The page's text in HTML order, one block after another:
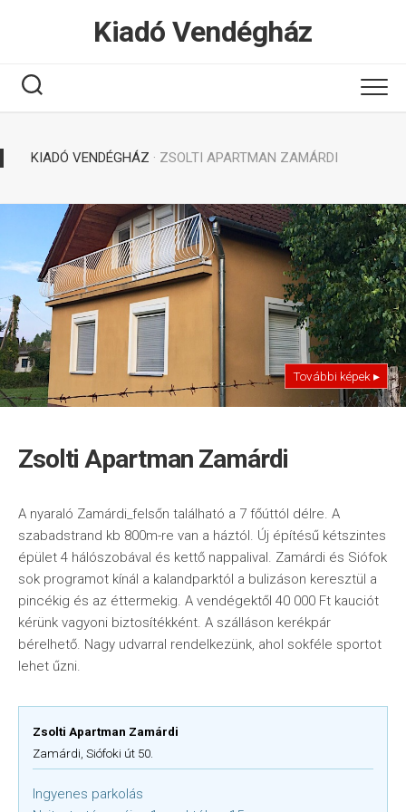
Kiadó Vendégház
KIADÓ VENDÉGHÁZ · ZSOLTI APARTMAN ZAMÁRDI
További képek ▸
Zsolti Apartman Zamárdi
A nyaraló Zamárdi_felsőn található a 7 főúttól délre. A
szabadstrand kb 800m-re van a háztól. Új építésű kétszintes
épület 4 hálószobával és kettő nappalival. Zamárdi és Siófok
sok programot kínál a kalandparktól a bulizáson keresztül a
pincékig és az éttermekig. A vendégektől 40 000 Ft kauciót
kérünk vagyoni biztosítékként. A szálláson kerékpár
bérelhető. Nagy udvarral rendelkezünk, ahol sokféle sportot
lehet űzni.
Zsolti Apartman Zamárdi
Zamárdi, Siófoki út 50.
Ingyenes parkolás